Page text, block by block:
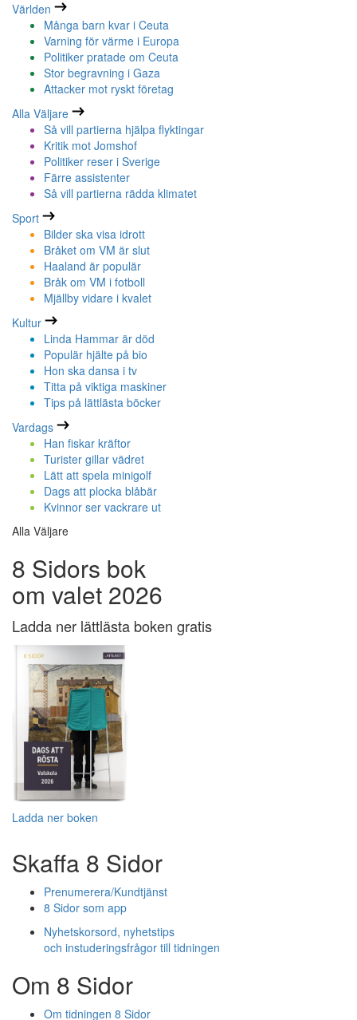
Världen
Många barn kvar i Ceuta
Varning för värme i Europa
Politiker pratade om Ceuta
Stor begravning i Gaza
Attacker mot ryskt företag
Alla Väljare
Så vill partierna hjälpa flyktingar
Kritik mot Jomshof
Politiker reser i Sverige
Färre assistenter
Så vill partierna rädda klimatet
Sport
Bilder ska visa idrott
Bråket om VM är slut
Haaland är populär
Bråk om VM i fotboll
Mjällby vidare i kvalet
Kultur
Linda Hammar är död
Populär hjälte på bio
Hon ska dansa i tv
Titta på viktiga maskiner
Tips på lättlästa böcker
Vardags
Han fiskar kräftor
Turister gillar vädret
Lätt att spela minigolf
Dags att plocka blåbär
Kvinnor ser vackrare ut
Alla Väljare
8 Sidors bok
om valet 2026
Ladda ner lättlästa boken gratis
Ladda ner boken
Skaffa 8 Sidor
Prenumerera/Kundtjänst
8 Sidor som app
Nyhetskorsord, nyhetstips
och instuderingsfrågor till tidningen
Om 8 Sidor
Om tidningen 8 Sidor